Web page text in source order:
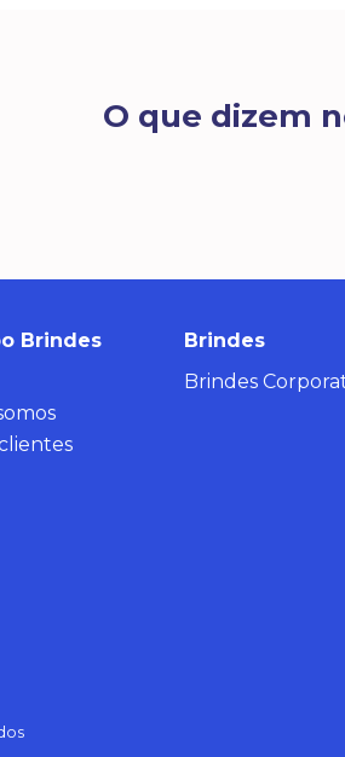
O que dizem
Brindes
Brindes
Brindes